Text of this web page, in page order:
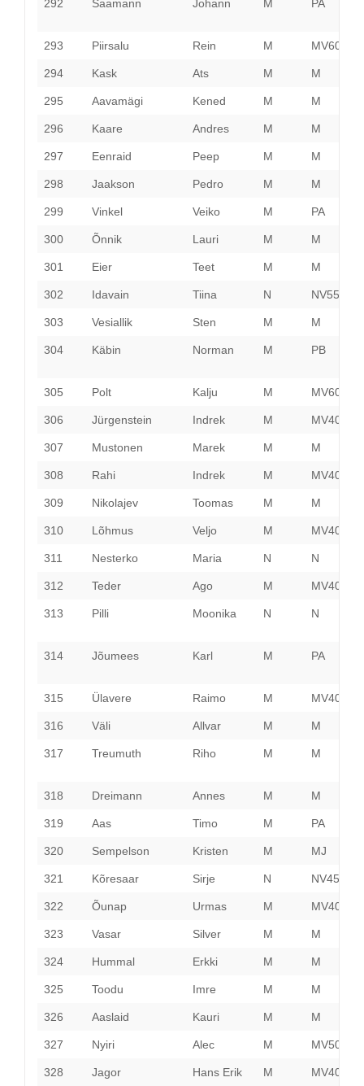
292 Saamann Johann M PA
293 Piirsalu Rein M MV60
294 Kask Ats M M
295 Aavamägi Kened M M
296 Kaare Andres M M
297 Eenraid Peep M M
298 Jaakson Pedro M M
299 Vinkel Veiko M PA
300 Õnnik Lauri M M
301 Eier Teet M M
302 Idavain Tiina N NV55
303 Vesiallik Sten M M
304 Käbin Norman M PB
305 Polt Kalju M MV60
306 Jürgenstein Indrek M MV40
307 Mustonen Marek M M
308 Rahi Indrek M MV40
309 Nikolajev Toomas M M
310 Lõhmus Veljo M MV40
311 Nesterko Maria N N
312 Teder Ago M MV40
313 Pilli Moonika N N
314 Jõumees Karl M PA
315 Ülavere Raimo M MV40
316 Väli Allvar M M
317 Treumuth Riho M M
318 Dreimann Annes M M
319 Aas Timo M PA
320 Sempelson Kristen M MJ
321 Kõresaar Sirje N NV45
322 Õunap Urmas M MV40
323 Vasar Silver M M
324 Hummal Erkki M M
325 Toodu Imre M M
326 Aaslaid Kauri M M
327 Nyiri Alec M MV50
328 Jagor Hans Erik M MV40